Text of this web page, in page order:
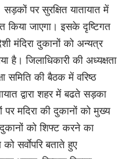
सड़कों पर सुरक्षित यातायात में
किया जाएगा। इसके दृष्टिगत
मंदिरा दुकानों को अन्यत्र
है। जिलाधिकारी की अध्यक्षता
समिति की बैठक में वरिष्ठ
द्वारा शहर में बढते सड़का
मदिरा की दुकानों को मुख्य
को शिफ्ट करने का
सर्वाेपरि बताते हुए